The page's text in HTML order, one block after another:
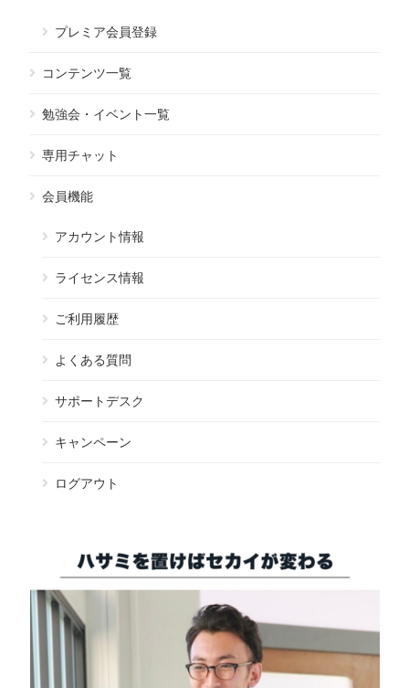
プレミア会員登録
コンテンツ一覧
勉強会・イベント一覧
専用チャット
会員機能
アカウント情報
ライセンス情報
ご利用履歴
よくある質問
サポートデスク
キャンペーン
ログアウト